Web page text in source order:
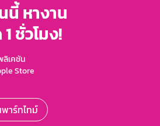
นี้ หางาน
ชั่วโมง!
เคชัน
Store
าร์ทไทม์